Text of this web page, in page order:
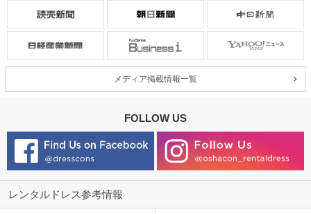
メディア掲載情報一覧
FOLLOW US
レンタルドレス参考情報